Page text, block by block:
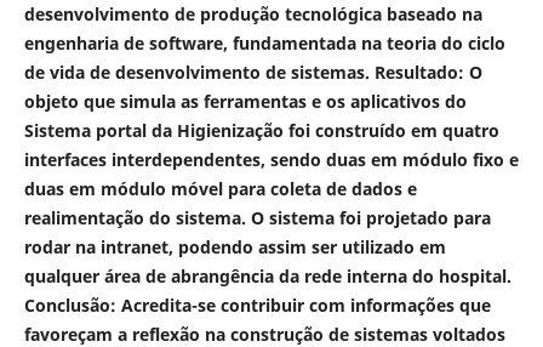
desenvolvimento de produção tecnológica baseado na
engenharia de software, fundamentada na teoria do ciclo
de vida de desenvolvimento de sistemas. Resultado: O
objeto que simula as ferramentas e os aplicativos do
Sistema portal da Higienização foi construído em quatro
interfaces interdependentes, sendo duas em módulo fixo e
duas em módulo móvel para coleta de dados e
realimentação do sistema. O sistema foi projetado para
rodar na intranet, podendo assim ser utilizado em
qualquer área de abrangência da rede interna do hospital.
Conclusão: Acredita-se contribuir com informações que
favoreçam a reflexão na construção de sistemas voltados